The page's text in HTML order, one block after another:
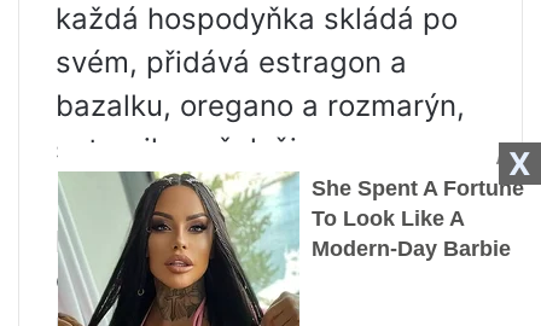
X
každá hospodyňka skládá po
svém, přidává estragon a
bazalku, oregano a rozmarýn,
saturejku a šalvěj.
Při přípravě drůbeže se
používá směs másla s
čerstvým rozmarýnem a